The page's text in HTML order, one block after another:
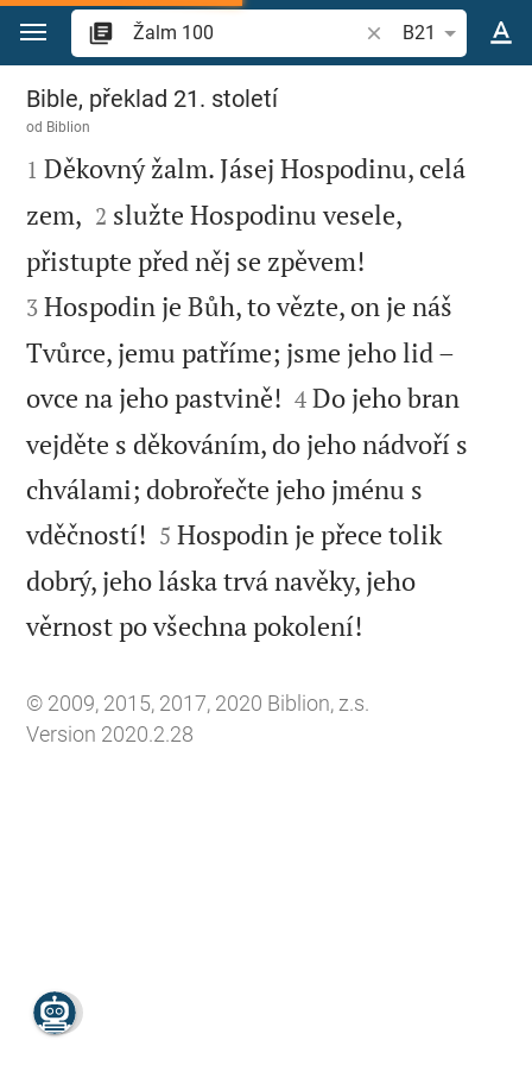
Přejít na obsah
Vyhledat biblický
B21
Žalm 100
Bible, překlad 21. století
od Biblion

1 Děkovný žalm. Jásej Hospodinu, celá
zem, 

2 služte Hospodinu vesele,
přistupte před něj se zpěvem!
3 Hospodin je Bůh, to vězte, on je náš
Tvůrce, jemu patříme; jsme jeho lid –
ovce na jeho pastvině! 

4 Do jeho bran
vejděte s děkováním, do jeho nádvoří s
chválami; dobrořečte jeho jménu s
vděčností! 

5 Hospodin je přece tolik
dobrý, jeho láska trvá navěky, jeho
věrnost po všechna pokolení!
© 2009, 2015, 2017, 2020 Biblion, z.s.
Version 2020.2.28